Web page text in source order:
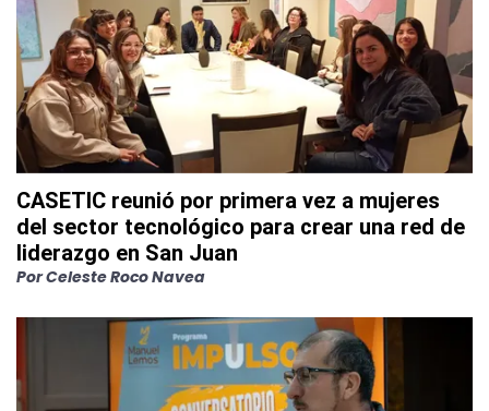
CASETIC reunió por primera vez a mujeres
del sector tecnológico para crear una red de
liderazgo en San Juan
PorCeleste Roco Navea